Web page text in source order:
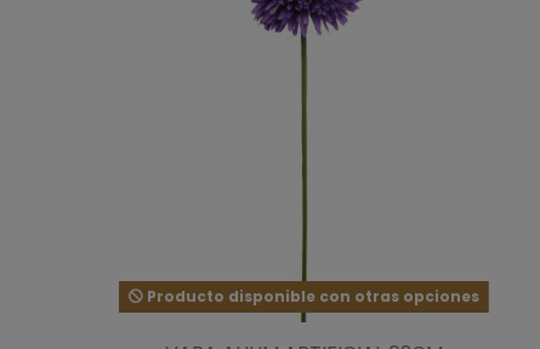
Producto disponible con otras opciones